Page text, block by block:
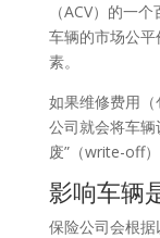
（ACV）的一
车辆的市场公
素。
如果维修费用
公司就会将车
废”（write-off）
影响车辆
保险公司会根据